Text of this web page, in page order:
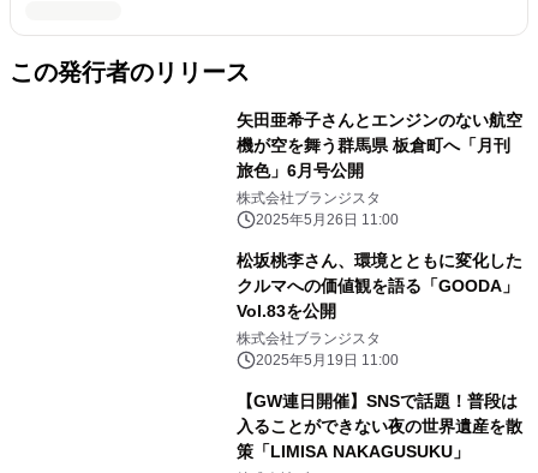
この発行者のリリース
矢田亜希子さんとエンジンのない航空
機が空を舞う群馬県 板倉町へ「月刊
旅色」6月号公開
株式会社ブランジスタ
2025年5月26日 11:00
松坂桃李さん、環境とともに変化した
クルマへの価値観を語る「GOODA」
Vol.83を公開
株式会社ブランジスタ
2025年5月19日 11:00
【GW連日開催】SNSで話題！普段は
入ることができない夜の世界遺産を散
策「LIMISA NAKAGUSUKU」